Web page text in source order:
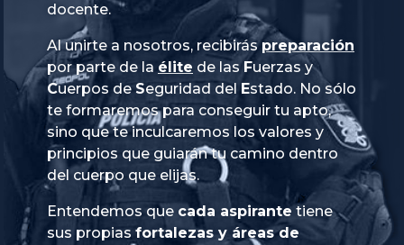
docente.
Al unirte a nosotros, recibiráspreparación
por parte de la élite de las Fuerzas y
Cuerpos de Seguridad del Estado. No sólo
te formaremos para conseguir tu apto,
sino que te inculcaremos los valores y
principios que guiarán tu camino dentro
del cuerpo que elijas.
Entendemos que cada aspirante tiene
sus propias fortalezas y áreas de